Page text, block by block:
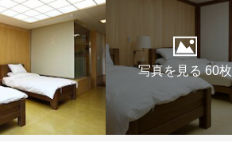
写真を見る 60枚